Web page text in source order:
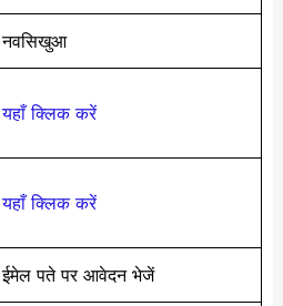
नवसिखुआ
यहाँ क्लिक करें
यहाँ क्लिक करें
ईमेल पते पर आवेदन भेजें